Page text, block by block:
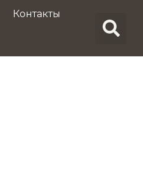
Контакты